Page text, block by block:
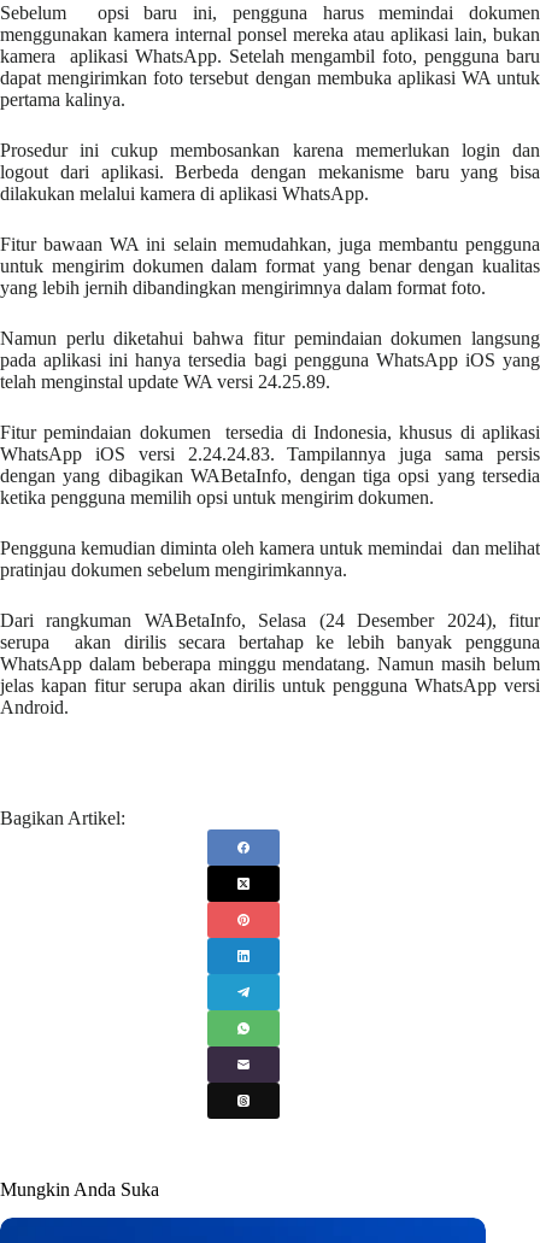
Sebelum opsi baru ini, pengguna harus memindai dokumen
menggunakan kamera internal ponsel mereka atau aplikasi lain, bukan
kamera aplikasi WhatsApp. Setelah mengambil foto, pengguna baru
dapat mengirimkan foto tersebut dengan membuka aplikasi WA untuk
pertama kalinya.
Prosedur ini cukup membosankan karena memerlukan login dan
logout dari aplikasi. Berbeda dengan mekanisme baru yang bisa
dilakukan melalui kamera di aplikasi WhatsApp.
Fitur bawaan WA ini selain memudahkan, juga membantu pengguna
untuk mengirim dokumen dalam format yang benar dengan kualitas
yang lebih jernih dibandingkan mengirimnya dalam format foto.
Namun perlu diketahui bahwa fitur pemindaian dokumen langsung
pada aplikasi ini hanya tersedia bagi pengguna WhatsApp iOS yang
telah menginstal update WA versi 24.25.89.
Fitur pemindaian dokumen tersedia di Indonesia, khusus di aplikasi
WhatsApp iOS versi 2.24.24.83. Tampilannya juga sama persis
dengan yang dibagikan WABetaInfo, dengan tiga opsi yang tersedia
ketika pengguna memilih opsi untuk mengirim dokumen.
Pengguna kemudian diminta oleh kamera untuk memindai dan melihat
pratinjau dokumen sebelum mengirimkannya.
Dari rangkuman WABetaInfo, Selasa (24 Desember 2024), fitur
serupa akan dirilis secara bertahap ke lebih banyak pengguna
WhatsApp dalam beberapa minggu mendatang. Namun masih belum
jelas kapan fitur serupa akan dirilis untuk pengguna WhatsApp versi
Android.
Bagikan Artikel:
Mungkin Anda Suka